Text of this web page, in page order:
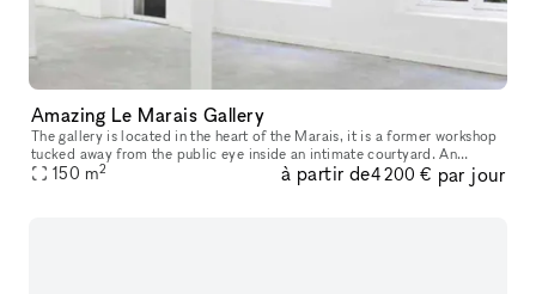
Amazing Le Marais Gallery
The gallery is located in the heart of the Marais, it is a former workshop
tucked away from the public eye inside an intimate courtyard. An
atypical gallery that has known different historical perio
150 m2 à partir de4 200 € par jour